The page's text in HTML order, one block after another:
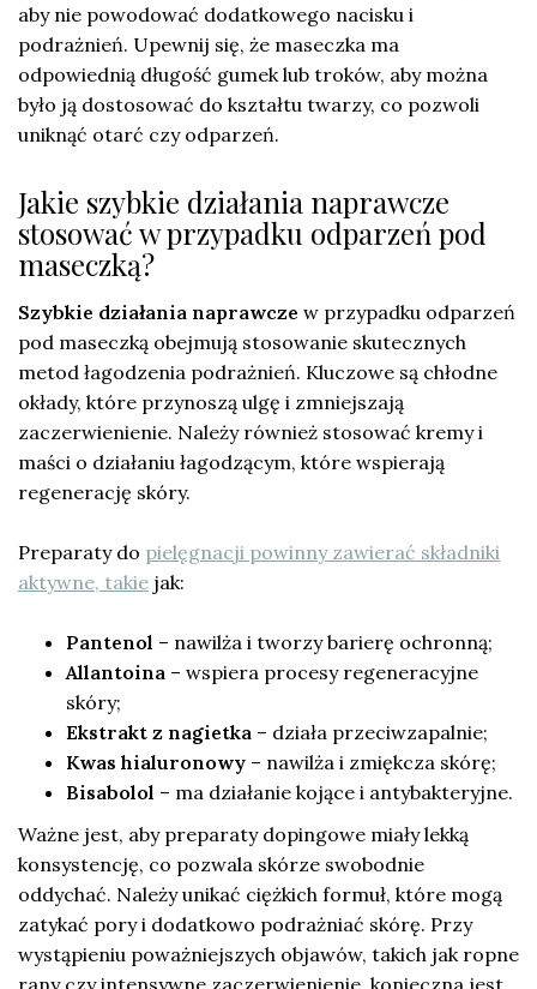
aby nie powodować dodatkowego nacisku i
podrażnień. Upewnij się, że maseczka ma
odpowiednią długość gumek lub troków, aby można
było ją dostosować do kształtu twarzy, co pozwoli
uniknąć otarć czy odparzeń.
Jakie szybkie działania naprawcze
stosować w przypadku odparzeń pod
maseczką?
Szybkie działania naprawcze w przypadku odparzeń
pod maseczką obejmują stosowanie skutecznych
metod łagodzenia podrażnień. Kluczowe są chłodne
okłady, które przynoszą ulgę i zmniejszają
zaczerwienienie. Należy również stosować kremy i
maści o działaniu łagodzącym, które wspierają
regenerację skóry.
Preparaty do pielęgnacji powinny zawierać składniki
aktywne, takie jak:
Pantenol – nawilża i tworzy barierę ochronną;
Allantoina – wspiera procesy regeneracyjne
skóry;
Ekstrakt z nagietka – działa przeciwzapalnie;
Kwas hialuronowy – nawilża i zmiękcza skórę;
Bisabolol – ma działanie kojące i antybakteryjne.
Ważne jest, aby preparaty dopingowe miały lekką
konsystencję, co pozwala skórze swobodnie
oddychać. Należy unikać ciężkich formuł, które mogą
zatykać pory i dodatkowo podrażniać skórę. Przy
wystąpieniu poważniejszych objawów, takich jak ropne
rany czy intensywne zaczerwienienie, konieczna jest